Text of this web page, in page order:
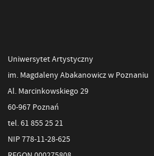
Uniwersytet Artystyczny
im. Magdaleny Abakanowicz w Poznaniu
Al. Marcinkowskiego 29
60-967 Poznań
tel. 61 855 25 21
NIP 778-11-28-625